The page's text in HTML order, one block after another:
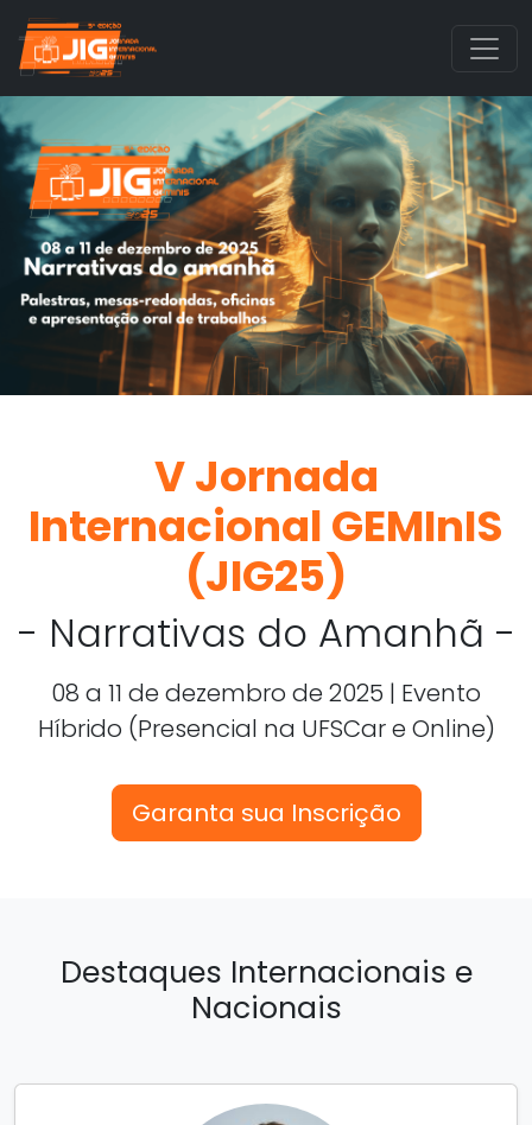
V Jornada
Internacional GEMInIS
(JIG25)
- Narrativas do Amanhã -
08 a 11 de dezembro de 2025 | Evento
Híbrido (Presencial na UFSCar e Online)
Garanta sua Inscrição
Destaques Internacionais e
Nacionais